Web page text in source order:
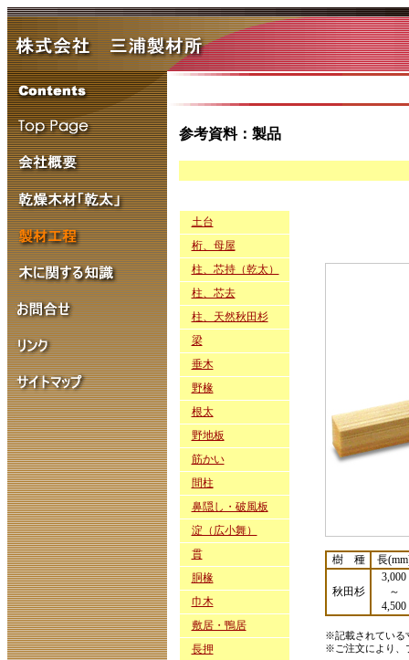
参考資料：製品
土台
桁、母屋
樹 種 長
秋田杉
3,000
～
4,500
※記載されている
※ご注文により、
柱、芯持（乾太）
柱、芯去
柱、天然秋田杉
梁
垂木
野椽
根太
野地板
筋かい
間柱
鼻隠し・破風板
淀（広小舞）
貫
胴椽
巾木
敷居・鴨居
長押